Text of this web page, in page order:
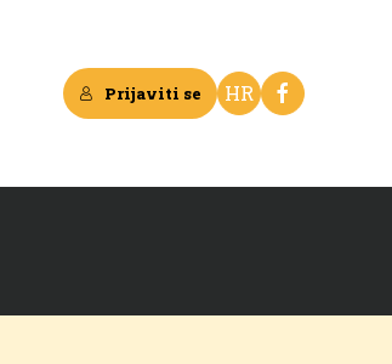
Prijaviti se HR